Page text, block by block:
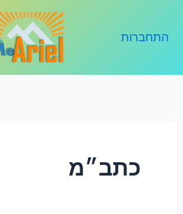
התחברות
כתב״מ